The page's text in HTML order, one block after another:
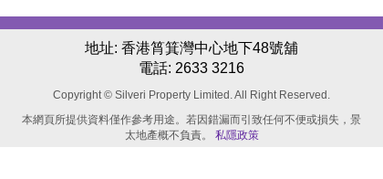
地址: 香港筲箕灣中心地下48號舖
電話: 2633 3216
Copyright © Silveri Property Limited. All Right Reserved.
本網頁所提供資料僅作參考用途。若因錯漏而引致任何不便或損失，景
太地產概不負責。 私隱政策